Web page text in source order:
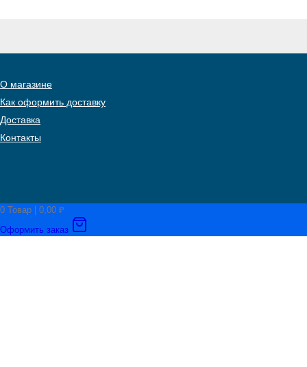
О магазине
Как оформить доставку
Доставка
Контакты
0 Товар | 0,00 ₽
Оформить заказ